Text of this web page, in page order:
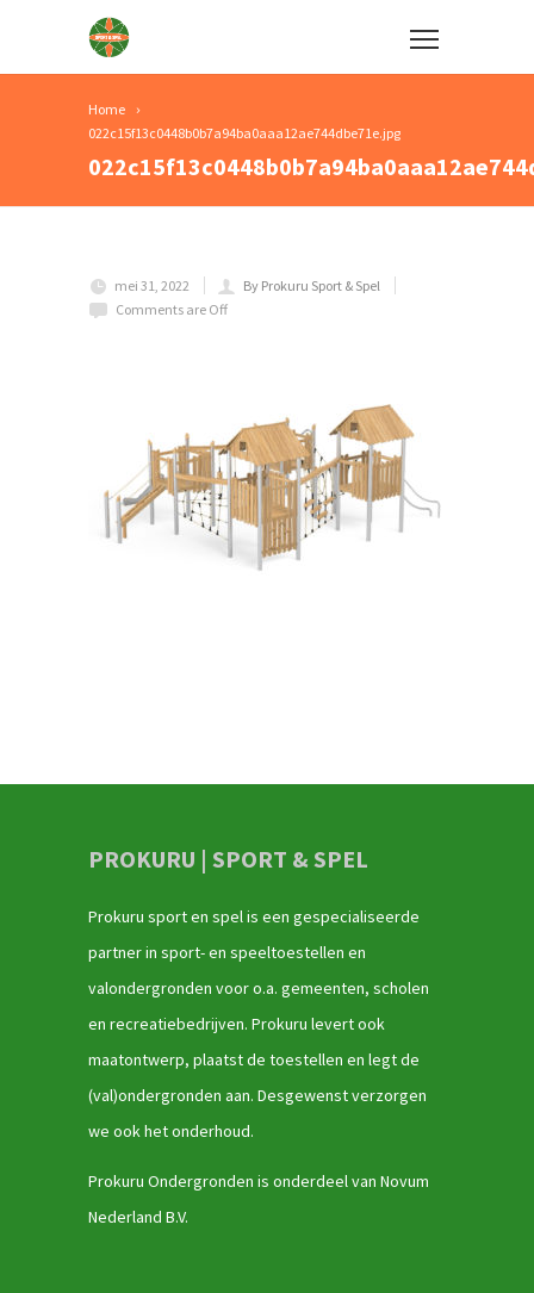
Home
022c15f13c0448b0b7a94ba0aaa12ae744dbe71e.jpg
mei 31, 2022
By Prokuru Sport & Spel
Comments are Off
PROKURU | SPORT & SPEL
Prokuru sport en spel is een gespecialiseerde
partner in sport- en speeltoestellen en
valondergronden voor o.a. gemeenten, scholen
en recreatiebedrijven. Prokuru levert ook
maatontwerp, plaatst de toestellen en legt de
(val)ondergronden aan. Desgewenst verzorgen
we ook het onderhoud.
Prokuru Ondergronden is onderdeel van Novum
Nederland B.V.